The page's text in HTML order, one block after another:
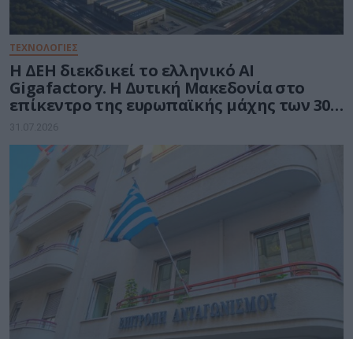
ΤΕΧΝΟΛΟΓΙΕΣ
Η ΔΕΗ διεκδικεί το ελληνικό AI
Gigafactory. Η Δυτική Μακεδονία στο
επίκεντρο της ευρωπαϊκής μάχης των 30
δισ. ευρώ για την Τεχνητή Νοημοσύνη
31.07.2026